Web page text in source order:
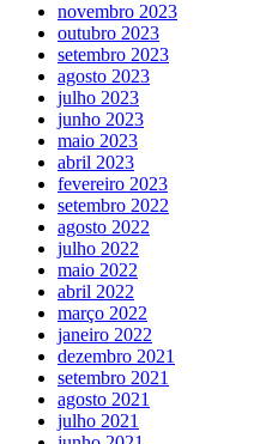
novembro 2023
outubro 2023
setembro 2023
agosto 2023
julho 2023
junho 2023
maio 2023
abril 2023
fevereiro 2023
setembro 2022
agosto 2022
julho 2022
maio 2022
abril 2022
março 2022
janeiro 2022
dezembro 2021
setembro 2021
agosto 2021
julho 2021